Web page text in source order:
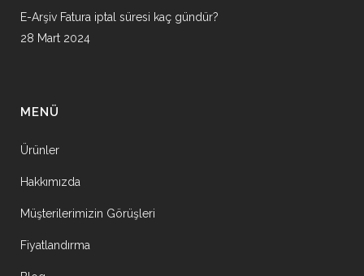
E-Arşiv Fatura iptal süresi kaç gündür?
28 Mart 2024
MENÜ
Ürünler
Hakkımızda
Müşterilerimizin Görüşleri
Fiyatlandırma